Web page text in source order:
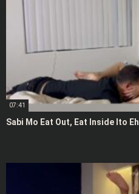
07:41
Sabi Mo Eat Out, Eat Inside Ito Eh